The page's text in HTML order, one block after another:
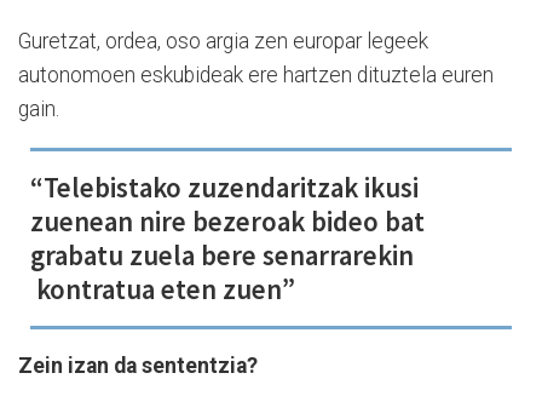
Guretzat, ordea, oso argia zen europar legeek
autonomoen eskubideak ere hartzen dituztela euren
gain.
“Telebistako zuzendaritzak ikusi
zuenean nire bezeroak bideo bat
grabatu zuela bere senarrarekin
kontratua eten zuen”
Zein izan da sententzia?